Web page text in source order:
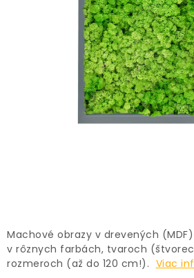
SUBSTRÁTY A HNOJIVÁ
PRÍSLUŠENSTVO
ZNAČKY
Obchodné podmienky
Machové obrazy v drevených
v rôznych farbách, tvaroch
rozmeroch (až do 120 cm!). Viac